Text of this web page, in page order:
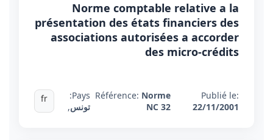
Norme comptable relative a la
présentation des états financiers des
associations autorisées a accorder
des micro-crédits
Publié le:
22/11/2001
Référence: Norme
NC 32
Pays:
تونس,
fr